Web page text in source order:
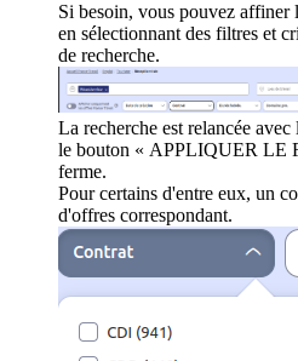
Si besoin, vous pouvez affiner
en sélectionnant des filtres et
de recherche.
La recherche est relancée
le bouton « APPLIQUER LE
ferme.
Pour certains d'entre eux, un
d'offres correspondant.